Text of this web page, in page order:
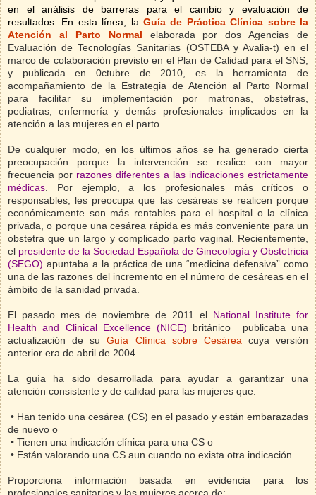
en el análisis de barreras para el cambio y evaluación de
resultados. En esta línea, laGuía de Práctica Clínica sobre la
Atención al Parto Normal
elaborada por dos Agencias de
Evaluación de Tecnologías Sanitarias (OSTEBA y Avalia-t) en el
marco de colaboración previsto en el Plan de Calidad para el SNS,
y publicada en 0ctubre de 2010, es la herramienta de
acompañamiento de la Estrategia de Atención al Parto Normal
para facilitar su implementación por matronas, obstetras,
pediatras, enfermería y demás profesionales implicados en la
atención a las mujeres en el parto.
De cualquier modo, en los últimos años se ha generado cierta
preocupación porque la intervención se realice con mayor
frecuencia por razones diferentes a las indicaciones estrictamente
médicas . Por ejemplo, a los profesionales más críticos o
responsables, les preocupa que las cesáreas se realicen porque
económicamente son más rentables para el hospital o la clínica
privada, o porque una cesárea rápida es más conveniente para un
obstetra que un largo y complicado parto vaginal. Recientemente,
el presidente de la Sociedad Española de Ginecología y Obstetricia
(SEGO) apuntaba a la práctica de una “medicina defensiva” como
una de las razones del incremento en el número de cesáreas en el
ámbito de la sanidad privada.
El pasado mes de noviembre de 2011 el National Institute for
Health and Clinical Excellence (NICE) británico publicaba una
actualización de suGuía Clínica sobre Cesárea cuya versión
anterior era de abril de 2004.
La guía ha sido desarrollada para ayudar a garantizar una
atención consistente y de calidad para las mujeres que:
• Han tenido una cesárea (CS) en el pasado y están embarazadas
de nuevo o
• Tienen una indicación clínica para una CS o
• Están valorando una CS aun cuando no exista otra indicación.
Proporciona información basada en evidencia para los